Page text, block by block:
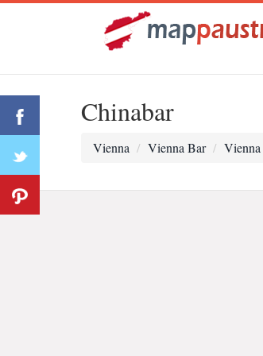
Chinabar
Vienna Vienna Bar Vienna